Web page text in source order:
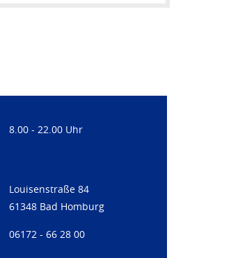
8.00 - 22.00 Uhr
Louisenstraße 84
61348 Bad Homburg
06172 - 66 28 00